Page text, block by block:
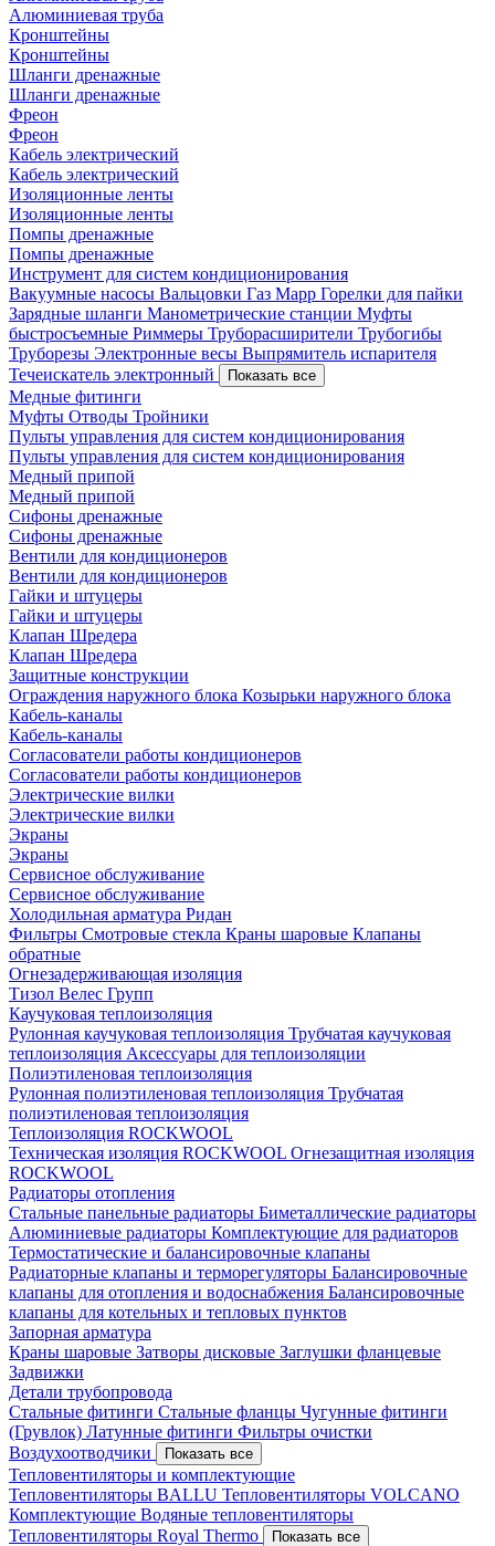
Алюминиевая труба
Кронштейны
Кронштейны
Шланги дренажные
Шланги дренажные
Фреон
Фреон
Кабель электрический
Кабель электрический
Изоляционные ленты
Изоляционные ленты
Помпы дренажные
Помпы дренажные
Инструмент для систем кондиционирования
Вакуумные насосы Вальцовки Газ Mapp Горелки для пайки
Зарядные шланги Манометрические станции Муфты
быстросъемные Риммеры Труборасширители Трубогибы
Труборезы Электронные весы Выпрямитель испарителя
Течеискатель электронный
Показать все
Медные фитинги
Муфты Отводы Тройники
Пульты управления для систем кондиционирования
Пульты управления для систем кондиционирования
Медный припой
Медный припой
Сифоны дренажные
Сифоны дренажные
Вентили для кондиционеров
Вентили для кондиционеров
Гайки и штуцеры
Гайки и штуцеры
Клапан Шредера
Клапан Шредера
Защитные конструкции
Ограждения наружного блока Козырьки наружного блока
Кабель-каналы
Кабель-каналы
Согласователи работы кондиционеров
Согласователи работы кондиционеров
Электрические вилки
Электрические вилки
Экраны
Экраны
Сервисное обслуживание
Сервисное обслуживание
Холодильная арматура Ридан
Фильтры Смотровые стекла Краны шаровые Клапаны
обратные
Огнезадерживающая изоляция
Тизол Велес Групп
Каучуковая теплоизоляция
Рулонная каучуковая теплоизоляция Трубчатая каучуковая
теплоизоляция Аксессуары для теплоизоляции
Полиэтиленовая теплоизоляция
Рулонная полиэтиленовая теплоизоляция Трубчатая
полиэтиленовая теплоизоляция
Теплоизоляция ROCKWOOL
Техническая изоляция ROCKWOOL Огнезащитная изоляция
ROCKWOOL
Радиаторы отопления
Стальные панельные радиаторы Биметаллические радиаторы
Алюминиевые радиаторы Комплектующие для радиаторов
Термостатические и балансировочные клапаны
Радиаторные клапаны и терморегуляторы Балансировочные
клапаны для отопления и водоснабжения Балансировочные
клапаны для котельных и тепловых пунктов
Запорная арматура
Краны шаровые Затворы дисковые Заглушки фланцевые
Задвижки
Детали трубопровода
Стальные фитинги Стальные фланцы Чугунные фитинги
(Грувлок) Латунные фитинги Фильтры очистки
Воздухоотводчики
Показать все
Тепловентиляторы и комплектующие
Тепловентиляторы BALLU Тепловентиляторы VOLCANO
Комплектующие Водяные тепловентиляторы
Тепловентиляторы Royal Thermo
Показать все